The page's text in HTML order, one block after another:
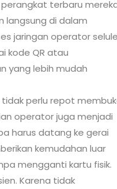
terbaru
langsung di dalam
jaringan operator
kode QR atau
yang lebih mudah
perlu repot
operator juga menjadi
harus datang ke gerai
kemudahan luar
mengganti kartu fisik.
Karena tidak